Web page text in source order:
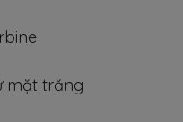
mặt trăng